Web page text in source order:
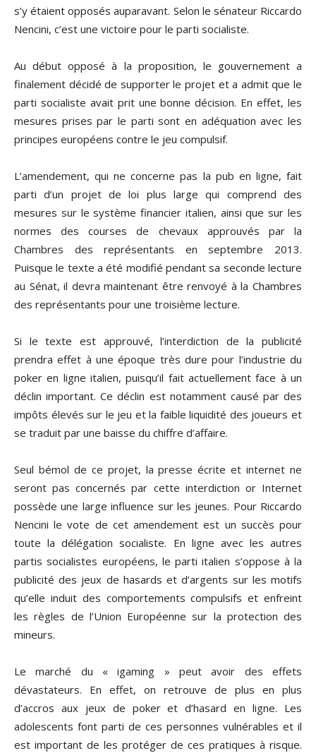
s’y étaient opposés auparavant. Selon le sénateur Riccardo
Nencini, c’est une victoire pour le parti socialiste.
Au début opposé à la proposition, le gouvernement a
finalement décidé de supporter le projet et a admit que le
parti socialiste avait prit une bonne décision. En effet, les
mesures prises par le parti sont en adéquation avec les
principes européens contre le jeu compulsif.
L’amendement, qui ne concerne pas la pub en ligne, fait
parti d’un projet de loi plus large qui comprend des
mesures sur le système financier italien, ainsi que sur les
normes des courses de chevaux approuvés par la
Chambres des représentants en septembre 2013.
Puisque le texte a été modifié pendant sa seconde lecture
au Sénat, il devra maintenant être renvoyé à la Chambres
des représentants pour une troisième lecture.
Si le texte est approuvé, l’interdiction de la publicité
prendra effet à une époque très dure pour l’industrie du
poker en ligne italien, puisqu’il fait actuellement face à un
déclin important. Ce déclin est notamment causé par des
impôts élevés sur le jeu et la faible liquidité des joueurs et
se traduit par une baisse du chiffre d’affaire.
Seul bémol de ce projet, la presse écrite et internet ne
seront pas concernés par cette interdiction or Internet
possède une large influence sur les jeunes. Pour Riccardo
Nencini le vote de cet amendement est un succès pour
toute la délégation socialiste. En ligne avec les autres
partis socialistes européens, le parti italien s’oppose à la
publicité des jeux de hasards et d’argents sur les motifs
qu’elle induit des comportements compulsifs et enfreint
les règles de l’Union Européenne sur la protection des
mineurs.
Le marché du « igaming » peut avoir des effets
dévastateurs. En effet, on retrouve de plus en plus
d’accros aux jeux de poker et d’hasard en ligne. Les
adolescents font parti de ces personnes vulnérables et il
est important de les protéger de ces pratiques à risque.